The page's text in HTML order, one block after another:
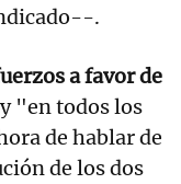
.
a favor de
"en todos los
de hablar de
de los dos